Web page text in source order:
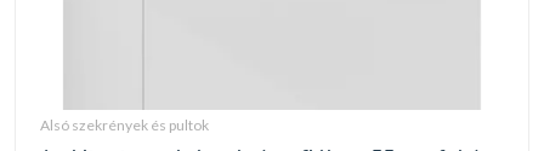
alsó szekrények és pultok